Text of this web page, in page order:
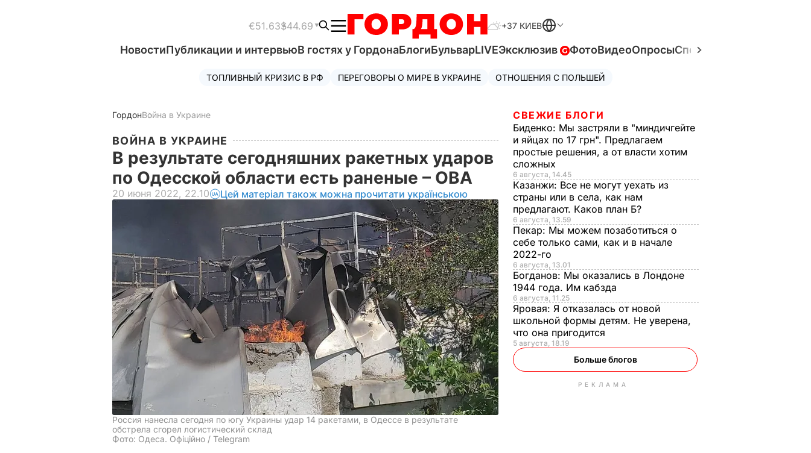
€51.63$44.69 +37 КИЕВ
НовостиПубликации и интервьюВ гостях у ГордонаБлогиБульварLIVEЭксклюзив ФотоВидеоОпросыСпецпроекты
ТОПЛИВНЫЙ КРИЗИС В РФ ПЕРЕГОВОРЫ О МИРЕ В УКРАИНЕ ОТНОШЕНИЯ С ПОЛЬШЕЙ
ГордонВойна в Украине
ВОЙНА В УКРАИНЕ
В результате сегодняшних ракетных ударов
по Одесской области есть раненые – ОВА
20 июня 2022, 22.10 Цей матеріал також можна прочитати українською
Россия нанесла сегодня по югу Украины удар 14 ракетами, в Одессе в результате
обстрела сгорел логистический склад
Фото: Одеса. Офіційно / Telegram
СВЕЖИЕ БЛОГИ
Биденко: Мы застряли в "миндичгейте
и яйцах по 17 грн". Предлагаем
простые решения, а от власти хотим
сложных
6 августа, 14.45
Казанжи: Все не могут уехать из
страны или в села, как нам
предлагают. Каков план Б?
6 августа, 13.59
Пекар: Мы можем позаботиться о
себе только сами, как и в начале
2022-го
6 августа, 13.01
Богданов: Мы оказались в Лондоне
1944 года. Им кабзда
6 августа, 11.25
Яровая: Я отказалась от новой
школьной формы детям. Не уверена,
что она пригодится
5 августа, 18.19
Больше блогов
РЕКЛАМА